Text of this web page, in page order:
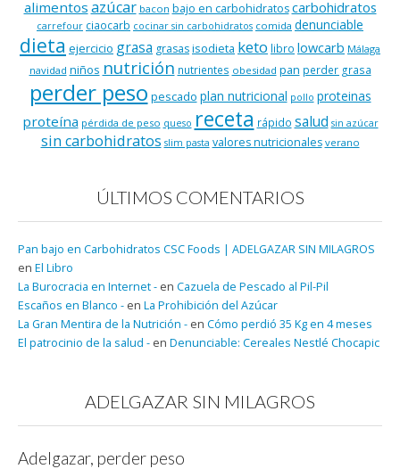
alimentos azúcar bacon bajo en carbohidratos carbohidratos
carrefour ciaocarb cocinar sin carbohidratos comida denunciable
dieta ejercicio grasa grasasisodieta keto libro lowcarb Málaga
navidad niños nutrición nutrientes obesidad pan perder grasa
perder peso pescado plan nutricional pollo proteinas
proteína pérdida de peso queso receta rápido salud sin azúcar
sin carbohidratos slim pasta valores nutricionales verano
ÚLTIMOS COMENTARIOS
Pan bajo en Carbohidratos CSC Foods | ADELGAZAR SIN MILAGROS
en El Libro
La Burocracia en Internet - en Cazuela de Pescado al Pil-Pil
Escaños en Blanco - en La Prohibición del Azúcar
La Gran Mentira de la Nutrición - en Cómo perdió 35 Kg en 4 meses
El patrocinio de la salud - en Denunciable: Cereales Nestlé Chocapic
ADELGAZAR SIN MILAGROS
Adelgazar, perder peso